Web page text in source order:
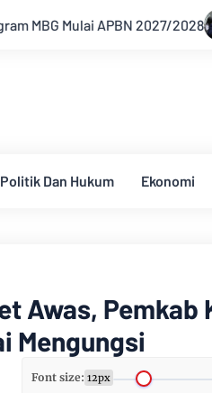
MIO Indonesia Laporkan
Politik Dan Hukum Ekonomi
Awas, Pemkab
Mengungsi
Font size: 12px